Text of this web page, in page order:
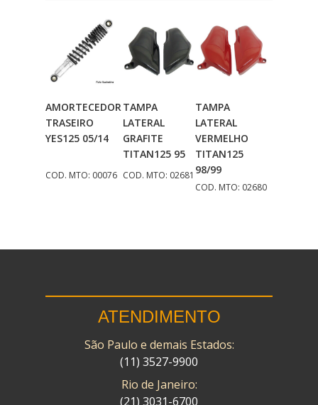
Adicionar
Ao Carrinho
AMORTECEDOR
TRASEIRO
YES125 05/14
COD. MTO: 00076
Adicionar
Ao Carrinho
TAMPA
LATERAL
GRAFITE
TITAN125 95
COD. MTO: 02681
Adicionar
Ao Carrinho
TAMPA
LATERAL
VERMELHO
TITAN125
98/99
COD. MTO: 02680
ATENDIMENTO
São Paulo e demais Estados:
(11) 3527-9900
Rio de Janeiro:
(21) 3031-6700